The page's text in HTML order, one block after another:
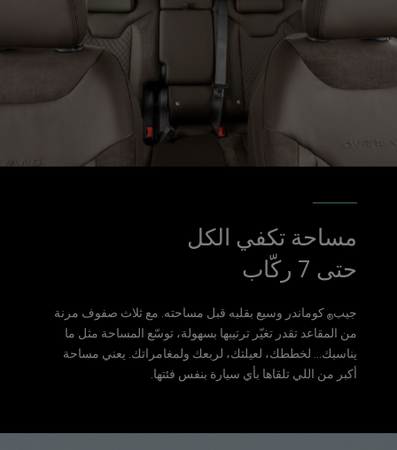
مساحة تكفي الكل
حتى 7 ركّاب
جيب® كوماندر وسيع بقلبه قبل مساحته. مع ثلاث صفوف مرنة
من المقاعد تقدر تغيّر ترتيبها بسهولة، توسّع المساحة مثل ما
يناسبك... لخططك، لعيلتك، لربعك ولمغامراتك. يعني مساحة
أكبر من اللي تلقاها بأي سيارة بنفس فئتها.